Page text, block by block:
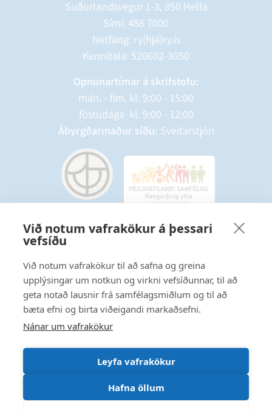
Við notum vafrakökur á þessari
vefsíðu
Við notum vafrakökur til að safna og greina
upplýsingar um notkun og virkni vefsíðunnar, til að
geta notað lausnir frá samfélagsmiðlum og til að
bæta efni og birta viðeigandi markaðsefni.
Nánar um vafrakökur
Leyfa vafrakökur
Hafna öllum
Suðurlandsvegur 1-3, 850 Hella
Sími: 488 7000
Netfang: ry(hjá)ry.is
Kennitala: 520602-3050
Opnunartímar á skrifstofu:
mán. - fim. kl. 9:00 - 15:00
föstudaga kl. 9:00 - 12:00
Ábyrgðarmaður síðu: Sveitarstjóri
Starfsmannavefur
Hafðu samband
Ritstjórnarstefna
Fylgstu með á Facebook